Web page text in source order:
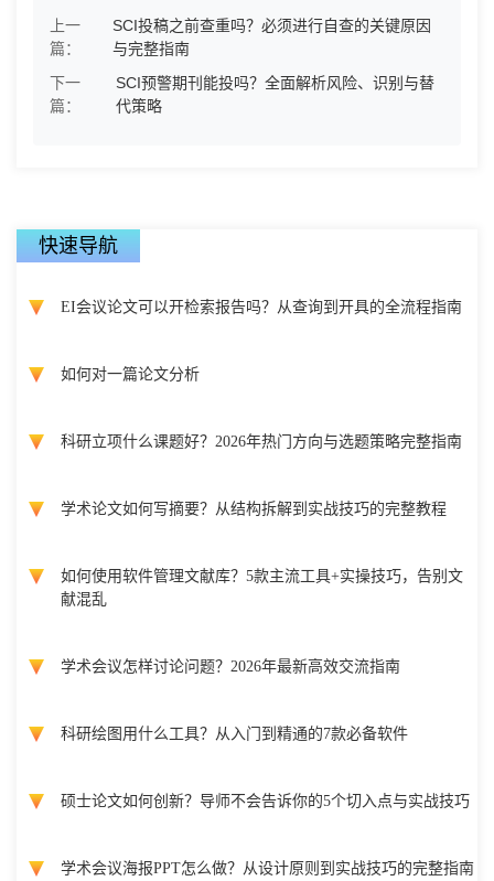
上一
篇：
SCI投稿之前查重吗？必须进行自查的关键原因
与完整指南
下一
篇：
SCI预警期刊能投吗？全面解析风险、识别与替
代策略
快速导航
EI会议论文可以开检索报告吗？从查询到开具的全流程指南
如何对一篇论文分析
科研立项什么课题好？2026年热门方向与选题策略完整指南
学术论文如何写摘要？从结构拆解到实战技巧的完整教程
如何使用软件管理文献库？5款主流工具+实操技巧，告别文
献混乱
学术会议怎样讨论问题？2026年最新高效交流指南
科研绘图用什么工具？从入门到精通的7款必备软件
硕士论文如何创新？导师不会告诉你的5个切入点与实战技巧
学术会议海报PPT怎么做？从设计原则到实战技巧的完整指南